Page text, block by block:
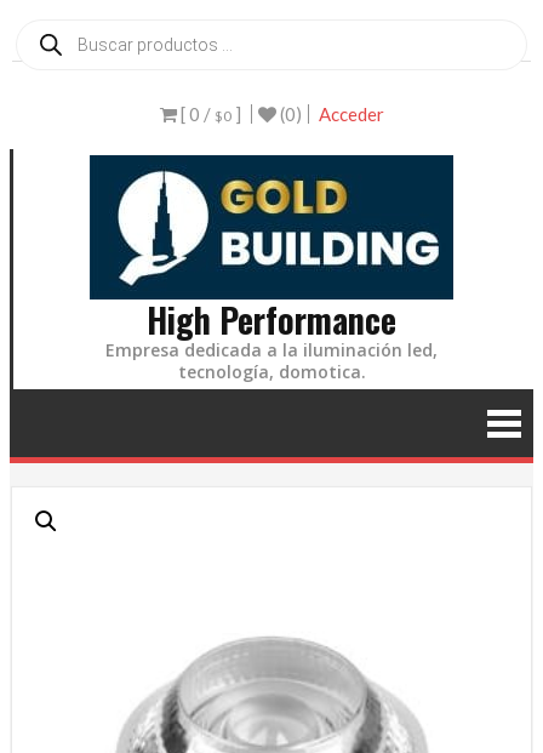
alproductos
[ 0 / $0] (0) Acceder
High Performance
Empresa dedicada a la iluminación led,
tecnología, domotica.